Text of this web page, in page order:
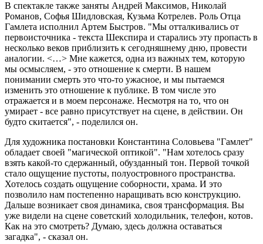
В спектакле также заняты Андрей Максимов, Николай
Романов, Софья Шидловская, Кузьма Котрелев. Роль Отца
Гамлета исполнил Артем Быстров. "Мы отталкивались от
первоисточника - текста Шекспира и старались эту пропасть в
несколько веков приблизить к сегодняшнему дню, провести
аналогии. <…> Мне кажется, одна из важных тем, которую
мы осмысляем, - это отношение к смерти. В нашем
понимании смерть это что-то ужасное, и мы пытаемся
изменить это отношение к публике. В том числе это
отражается и в моем персонаже. Несмотря на то, что он
умирает - все равно присутствует на сцене, в действии. Он
будто скитается", - поделился он.
Для художника постановки Константина Соловьева "Гамлет"
обладает своей "магической оптикой". "Нам хотелось сразу
взять какой-то сдержанный, обузданный тон. Первой точкой
стало ощущение пустоты, полуостровного пространства.
Хотелось создать ощущение соборности, храма. И это
позволило нам постепенно наращивать всю конструкцию.
Дальше возникает своя динамика, своя трансформация. Вы
уже видели на сцене советский холодильник, телефон, котов.
Как на это смотреть? Думаю, здесь должна оставаться
загадка", - сказал он.